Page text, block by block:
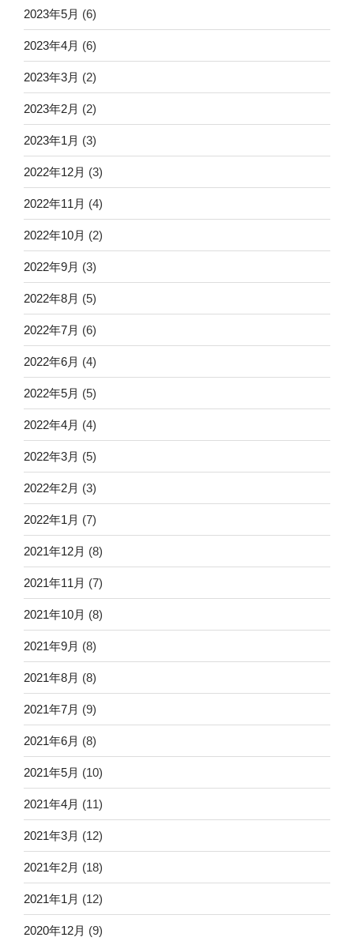
2023年5月 (6)
2023年4月 (6)
2023年3月 (2)
2023年2月 (2)
2023年1月 (3)
2022年12月 (3)
2022年11月 (4)
2022年10月 (2)
2022年9月 (3)
2022年8月 (5)
2022年7月 (6)
2022年6月 (4)
2022年5月 (5)
2022年4月 (4)
2022年3月 (5)
2022年2月 (3)
2022年1月 (7)
2021年12月 (8)
2021年11月 (7)
2021年10月 (8)
2021年9月 (8)
2021年8月 (8)
2021年7月 (9)
2021年6月 (8)
2021年5月 (10)
2021年4月 (11)
2021年3月 (12)
2021年2月 (18)
2021年1月 (12)
2020年12月 (9)